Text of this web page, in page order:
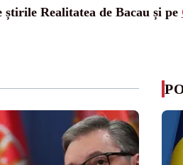
știrile Realitatea de Bacau și pe